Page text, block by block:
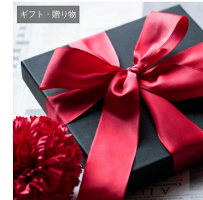
ギフト・贈り物